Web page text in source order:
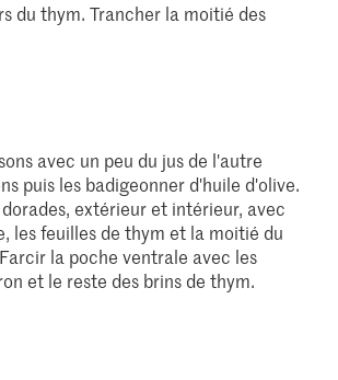
du thym. Trancher la moitié des
avec un peu du jus de l'autre
puis les badigeonner d'huile d'olive.
dorades, extérieur et intérieur, avec
les feuilles de thym et la moitié du
la poche ventrale avec les
et le reste des brins de thym.